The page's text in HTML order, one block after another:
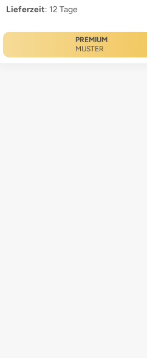
Lieferzeit: 12 Tage
PREMIUM
MUSTER